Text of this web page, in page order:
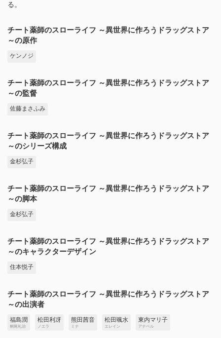
る。
チート薬師のスローライフ ～異世界に作ろうドラッグストア
～の原作
ケンノジ
チート薬師のスローライフ ～異世界に作ろうドラッグストア
～の監督
佐藤まさふみ
チート薬師のスローライフ ～異世界に作ろうドラッグストア
～のシリーズ構成
金杉弘子
チート薬師のスローライフ ～異世界に作ろうドラッグストア
～の脚本
金杉弘子
チート薬師のスローライフ ～異世界に作ろうドラッグストア
～のキャラクターデザイン
住本悦子
チート薬師のスローライフ ～異世界に作ろうドラッグストア
～の出演者
福島潤
桐尾礼治
松田利冴
ノエラ
熊田茜音
ミナ
松田颯水
エレイン
東内マリ子
アナベル